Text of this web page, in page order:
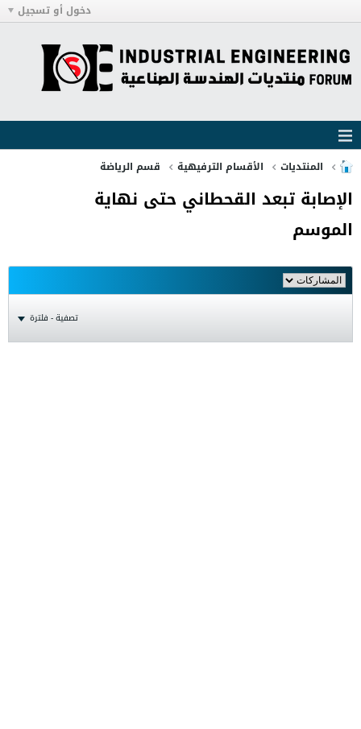
دخول أو تسجيل
المنتديات الأقسام الترفيهية قسم الرياضة
الإصابة تبعد القحطاني حتى نهاية
الموسم
تصفية - فلترة